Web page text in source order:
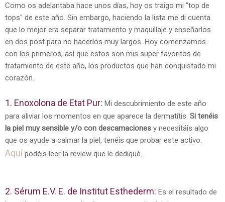
Como os adelantaba hace unos días, hoy os traigo mi "top de
tops" de este año. Sin embargo, haciendo la lista me di cuenta
que lo mejor era separar tratamiento y maquillaje y enseñarlos
en dos post para no hacerlos muy largos. Hoy comenzamos
con los primeros, así que estos son mis super favoritos de
tratamiento de este año, los productos que han conquistado mi
corazón.
1. Enoxolona de Etat Pur: Mi descubrimiento de este año
para aliviar los momentos en que aparece la dermatitis. Si tenéis
la piel muy sensible y/o con descamaciones y necesitáis algo
que os ayude a calmar la piel, tenéis que probar este activo.
Aquí podéis leer la review que le dediqué.
2. Sérum E.V. E. de Institut Esthederm: Es el resultado de